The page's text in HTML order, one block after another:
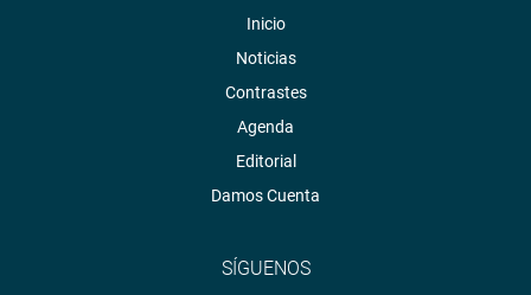
Inicio
Noticias
Contrastes
Agenda
Editorial
Damos Cuenta
SÍGUENOS